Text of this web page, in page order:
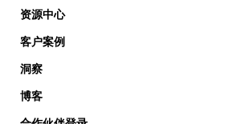
资源中心
客户案例
洞察
博客